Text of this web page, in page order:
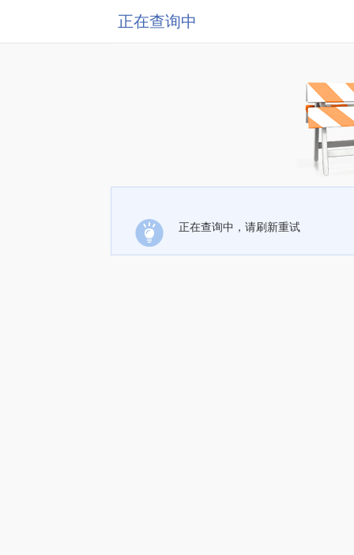
正在查询中
正在查询中，请刷新重试